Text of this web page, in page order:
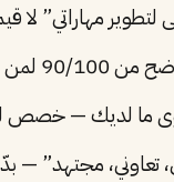
لتطوير مهاراتي”
ما لديك — خصص له 3-4
تعاوني، مجتهد” —